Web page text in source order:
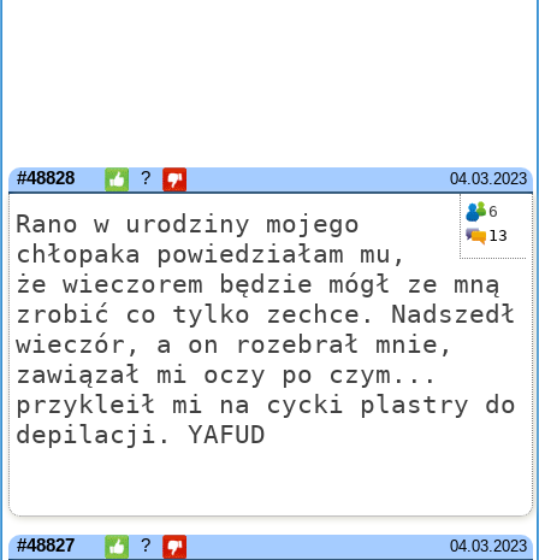
04.03.2023
#48828 ?
6
13
Rano w urodziny mojego
chłopaka powiedziałam mu,
że wieczorem będzie mógł ze mną
zrobić co tylko zechce. Nadszedł
wieczór, a on rozebrał mnie,
zawiązał mi oczy po czym...
przykleił mi na cycki plastry do
depilacji. YAFUD
04.03.2023
#48827 ?